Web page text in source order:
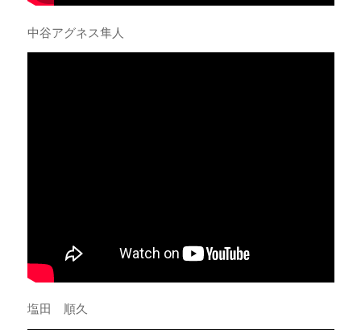
中谷アグネス隼人
塩田 順久